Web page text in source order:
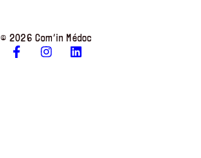
© 2026 Com’in Médoc